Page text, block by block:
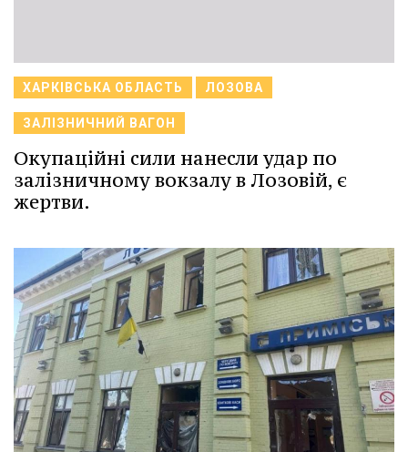
ХАРКІВСЬКА ОБЛАСТЬ ЛОЗОВА
ЗАЛІЗНИЧНИЙ ВАГОН
Окупаційні сили нанесли удар по
залізничному вокзалу в Лозовій, є
жертви.